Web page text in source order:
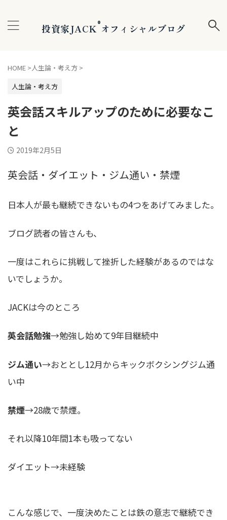
投資家JACK®オフィシャルブログ
HOME >人生論・考え方 >
人生論・考え方
英会話スキルアップのために必要なこ
と
2019年2月5日
英会話・ダイエット・ジム通い・禁煙
日本人が最も継続できないもの4つをあげてみました。
ブログ読者の皆さんも、
一度はこれらに挑戦して挫折した経験があるのではな
いでしょうか。
JACKは今のところ
英会話勉強→勉強し始めて9年目継続中
ジム通い→おととし12月からキックボクシングジム通
い中
禁煙→28歳で禁煙。
それ以降10年間1本も吸ってない
ダイエット→未経験
こんな感じで、一度決めたことは鉄の意志で継続でき